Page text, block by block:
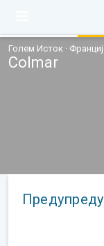
Голем Исток ·
Colmar